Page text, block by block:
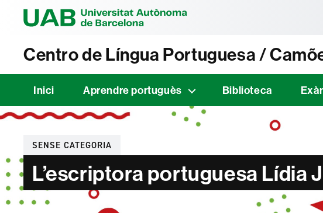
Centro de Língua Portuguesa /
Inici Aprendre portuguès Biblioteca
Categories
SENSE CATEGORIA
L’escriptora portuguesa Lídia